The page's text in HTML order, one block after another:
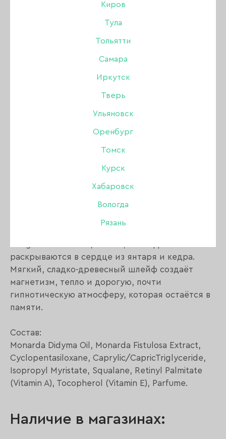
Киров
Тула
Тольятти
Самара
Иркутск
Тверь
Ульяновск
Оренбург
Томск
Курск
Хабаровск
Вологда
Рязань
кутикулы Шафран & Жасмин & Янтарное дерево
раскрываются в сердце из янтаря и кедра.
Мягкий, сладко-древесный шлейф создаёт
магнетизм, тепло и дорогую, почти
гипнотическую атмосферу, которая остаётся в
памяти.
Состав:
Monarda Didyma Oil, Monarda Fistulosa Extract,
Cyclopentasiloxane, Caprylic/CapricTriglyceride,
Isopropyl Myristate, Squalane, Retinyl Palmitate
(Vitamin A), Tocopherol (Vitamin E), Parfume.
Наличие в магазинах: